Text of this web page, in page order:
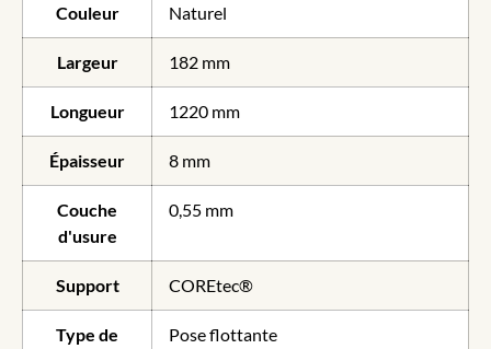
Couleur Naturel
Largeur 182 mm
Longueur 1220 mm
Épaisseur 8 mm
Couche
d'usure
0,55 mm
Support COREtec®
Type de Pose flottante